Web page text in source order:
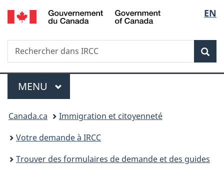
Passer
au
Passer
à
du
Passer
à
simplifiée
de
la
EN
Recherche
Rechercher
dans
Menu
MENU PRINCIPAL
Vous
êtes
ici :
Canada.ca
Immigration et citoyenneté
Votre demande à IRCC
Trouver des formulaires de demande et des guides